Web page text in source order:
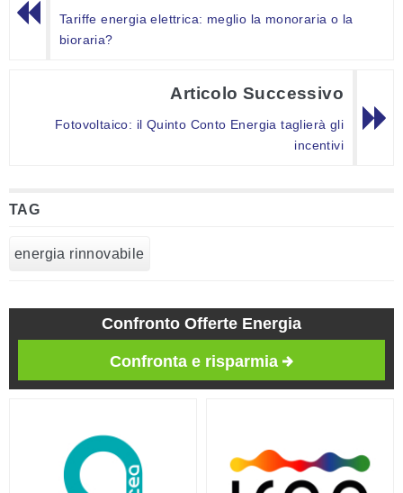
Tariffe energia elettrica: meglio la monoraria o la
bioraria?
Articolo Successivo
Fotovoltaico: il Quinto Conto Energia taglierà gli
incentivi
TAG
energia rinnovabile
Confronto Offerte Energia
Confronta e risparmia